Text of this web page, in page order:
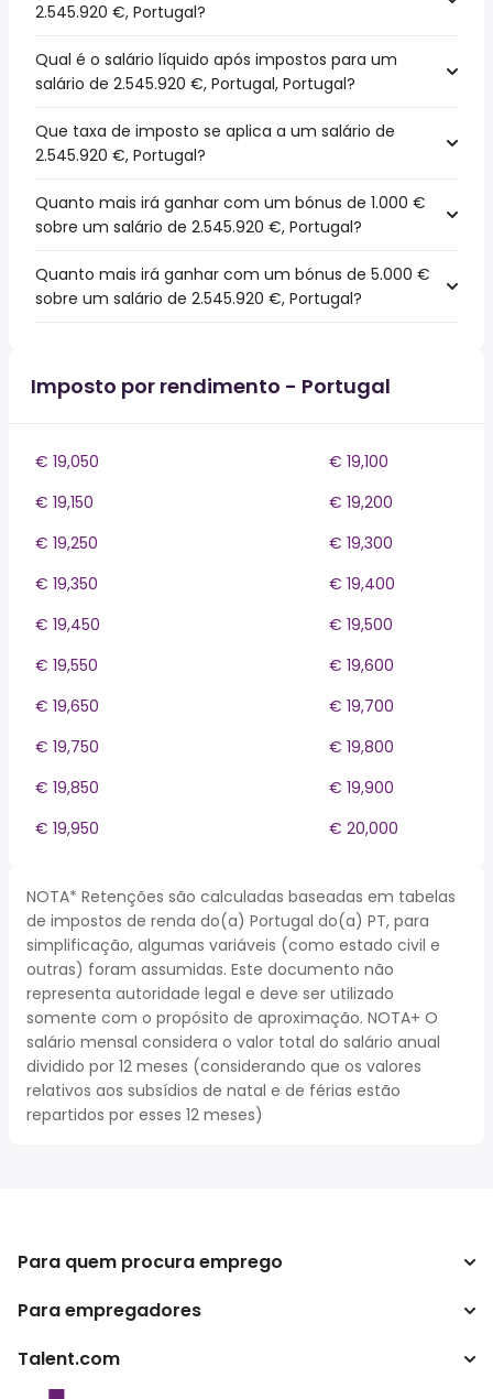
2.545.920 €, Portugal?
Qual é o salário líquido após impostos para um
salário de 2.545.920 €, Portugal, Portugal?
Que taxa de imposto se aplica a um salário de
2.545.920 €, Portugal?
Quanto mais irá ganhar com um bónus de 1.000 €
sobre um salário de 2.545.920 €, Portugal?
Quanto mais irá ganhar com um bónus de 5.000 €
sobre um salário de 2.545.920 €, Portugal?
Imposto por rendimento - Portugal
€ 19,050
€ 19,100
€ 19,150
€ 19,200
€ 19,250
€ 19,300
€ 19,350
€ 19,400
€ 19,450
€ 19,500
€ 19,550
€ 19,600
€ 19,650
€ 19,700
€ 19,750
€ 19,800
€ 19,850
€ 19,900
€ 19,950
€ 20,000
NOTA* Retenções são calculadas baseadas em tabelas
de impostos de renda do(a) Portugal do(a) PT, para
simplificação, algumas variáveis (como estado civil e
outras) foram assumidas. Este documento não
representa autoridade legal e deve ser utilizado
somente com o propósito de aproximação. NOTA+ O
salário mensal considera o valor total do salário anual
dividido por 12 meses (considerando que os valores
relativos aos subsídios de natal e de férias estão
repartidos por esses 12 meses)
Para quem procura emprego
Procurar empregos
Para empregadores
Empreendimento
Talent.com